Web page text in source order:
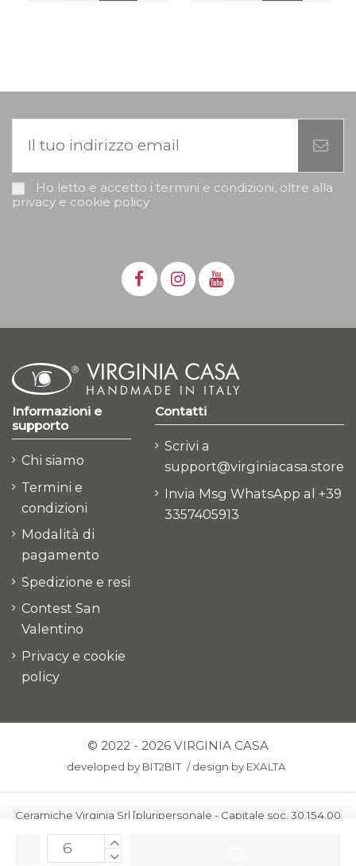
Ho letto e accetto i termini e condizioni, oltre alla
privacy e cookie policy
Informazioni e
supporto
Chi siamo
Termini e
condizioni
Modalità di
pagamento
Spedizione e resi
Contest San
Valentino
Privacy e cookie
policy
Contatti
Scrivi a
support@virginiacasa.store
Invia Msg WhatsApp al +39
3357405913
© 2022 - 2026 VIRGINIA CASA
developed by BIT2BIT /design by EXALTA
Ceramiche Virginia Srl [pluripersonale - Capitale soc. 30.154,00
euro i.v.] - Via Virginio 378 – 50025 Montespertoli, loc. Anselmo